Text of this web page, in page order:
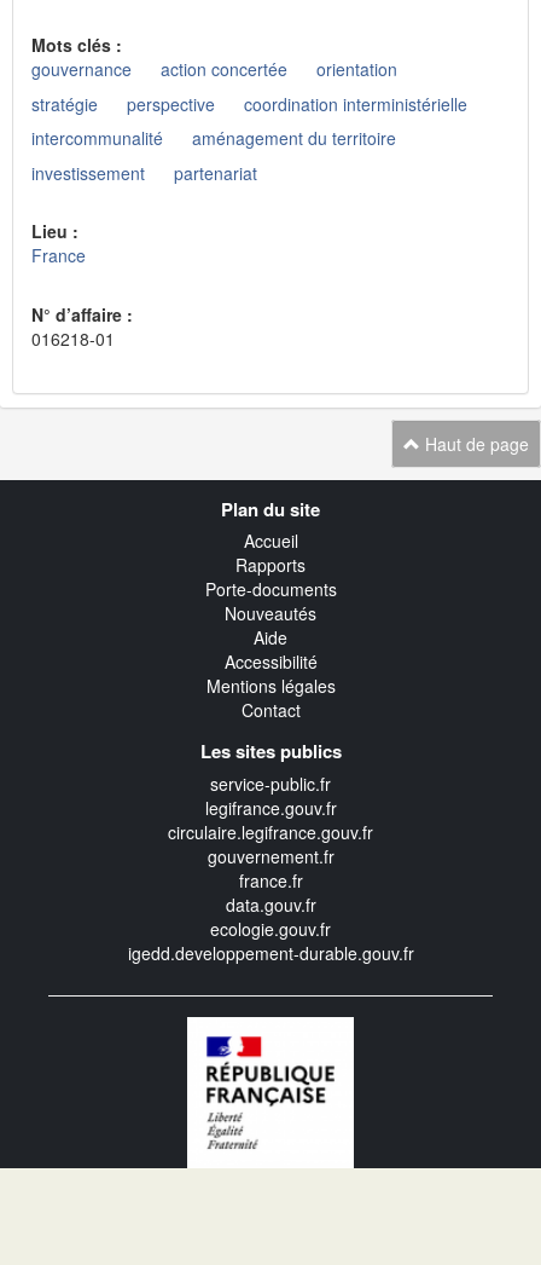
Mots clés :
gouvernance
action concertée
orientation
stratégie
perspective
coordination interministérielle
intercommunalité
aménagement du territoire
investissement
partenariat
Lieu :
France
N° d’affaire :
016218-01
Haut de page
Plan du site
Accueil
Rapports
Porte-documents
Nouveautés
Aide
Accessibilité
Mentions légales
Contact
Les sites publics
service-public.fr
legifrance.gouv.fr
circulaire.legifrance.gouv.fr
gouvernement.fr
france.fr
data.gouv.fr
ecologie.gouv.fr
igedd.developpement-durable.gouv.fr